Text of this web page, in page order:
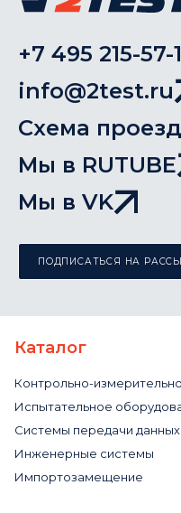
+7 495 215-57-
info@2test.ru
Схема
Мы в RUTUBE
Мы в VK
ПОДПИСАТЬСЯ НА
Каталог
Контрольно-
Испытательное
Системы передачи данных
Инженерные системы
Импортозамещение